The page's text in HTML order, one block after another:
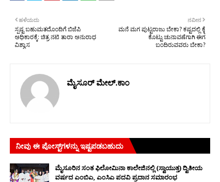
ನವೀನ
ಮನೆ ಮಗ ಪುಟ್ಟರಾಜು ಬೇಕಾ? ಕಷ್ಟದಲ್ಲಿ ಕೈ
ಕೊಟ್ಟು ಚುನಾವಣೆಗಾಗಿ ಈಗ
ಬಂದಿರುವವರು ಬೇಕಾ?
ಹಳೆಯದು
ಸ್ಪಷ್ಟ ಬಹುಮತದೊಂದಿಗೆ ಬಿಜೆಪಿ
ಅಧಿಕಾರಕ್ಕೆ: ಚಿತ್ರ ನಟಿ ತಾರಾ ಅನುರಾಧ
ವಿಶ್ವಾಸ
ಮೈಸೂರ್ ಮೇಲ್.ಕಾಂ
ನೀವು ಈ ಪೋಸ್ಟ್‌ಗಳನ್ನು ಇಷ್ಟಪಡಬಹುದು
ಮೈಸೂರಿನ ಸಂತ ಫಿಲೋಮಿನಾ ಕಾಲೇಜಿನಲ್ಲಿ (ಸ್ವಾಯುತ್ತ) ದ್ವಿತೀಯ
ವರ್ಷದ ಎಂಬಿಎ, ಎಂಸಿಎ ಪದವಿ ಪ್ರದಾನ ಸಮಾರಂಭ